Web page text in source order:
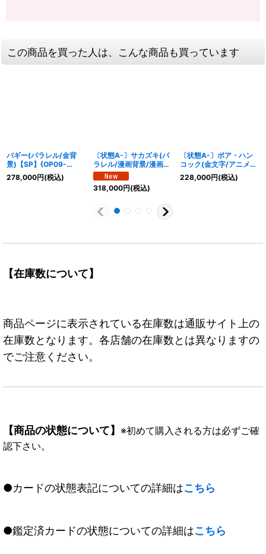
この商品を買った人は、こんな商品も買っています
バギー(パラレル/金背
景)【SP】{OP09-
051[OP14]}
278,000円(税込)
〔状態A-〕サカズキ(パ
ラレル/漫画背景/漫画
絵)【SR/SP】{OP16-
065}
318,000円(税込)
〔状態A-〕ボア・ハン
コック(金文字/アニメイ
ラスト)【L】{OP07-
038}
228,000円(税込)
【在庫数について】
商品ページに表示されている在庫数は通販サイト上の
在庫数となります。各店舗の在庫数とは異なりますの
でご注意ください。
【商品の状態について】 ※初めて購入される方は必ずご確
認下さい。
●カードの状態表記についての詳細はこちら
●鑑定済カードの状態についての詳細はこちら